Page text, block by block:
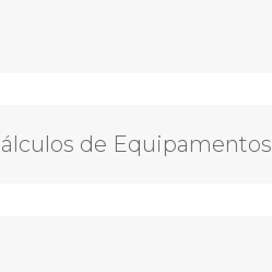
de Equipamentos